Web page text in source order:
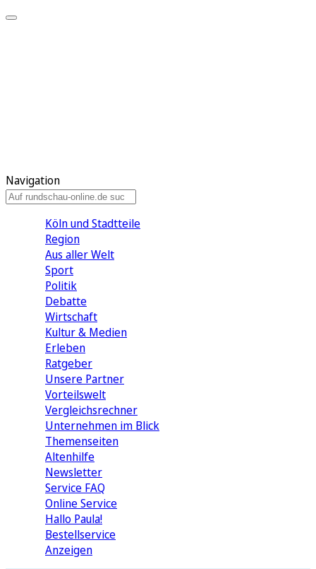
Navigation
Köln und Stadtteile
Region
Aus aller Welt
Sport
Politik
Debatte
Wirtschaft
Kultur & Medien
Erleben
Ratgeber
Unsere Partner
Vorteilswelt
Vergleichsrechner
Unternehmen im Blick
Themenseiten
Altenhilfe
Newsletter
Service FAQ
Online Service
Hallo Paula!
Bestellservice
Anzeigen